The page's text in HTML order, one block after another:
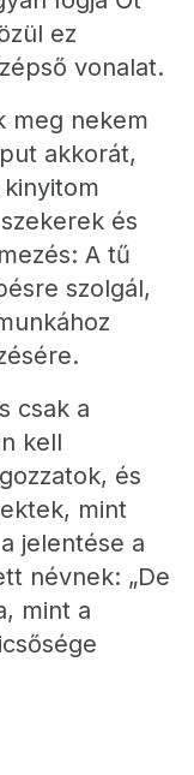
ez
vonalat.
meg nekem
akkorát,
és
A tű
szolgál,
csak a
kell
és
mint
jelentése a
névnek: „De
mint a